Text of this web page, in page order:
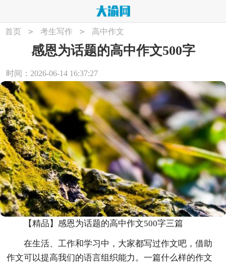
首页 > 考生写作 > 高中作文
感恩为话题的高中作文500字
时间：2026-06-14 16:37:27
【精品】感恩为话题的高中作文500字三篇
在生活、工作和学习中，大家都写过作文吧，借助
作文可以提高我们的语言组织能力。一篇什么样的作文